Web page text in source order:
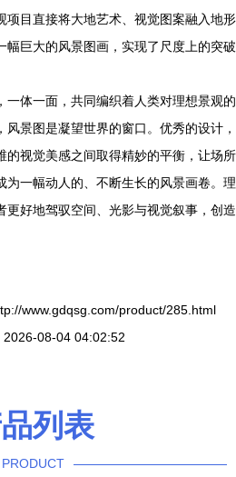
项目直接将大地艺术、视觉图案融入地形
幅巨大的风景图画，实现了尺度上的突破
一体一面，共同编织着人类对理想景观的
景图是凝望世界的窗口。优秀的设计，
的视觉美感之间取得精妙的平衡，让场所
为一幅动人的、不断生长的风景画卷。理
更好地驾驭空间、光影与视觉叙事，创造
www.gdqsg.com/product/285.html
2026-08-04 04:02:52
列表
PRODUCT